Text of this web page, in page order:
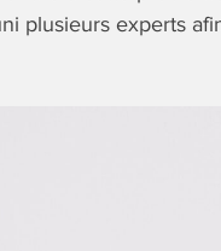
plusieurs experts